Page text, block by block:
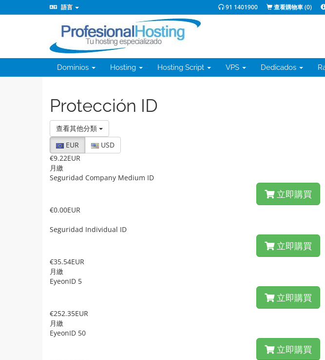
語言 91 1401900 查看購物車 (0)
Dominios Hosting Hosting Script VPS Dedicados
Protección ID
查看其他分類
EUR
USD
€9.22EUR
月繳
Seguridad Company Medium ID
立即購買
€0.00EUR
Seguridad Individual ID
立即購買
€35.54EUR
月繳
EyeonID 5
立即購買
€252.35EUR
月繳
EyeonID 50
立即購買